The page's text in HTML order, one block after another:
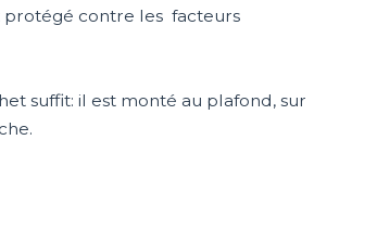
protégé contre les facteurs
suffit: il est monté au plafond, sur